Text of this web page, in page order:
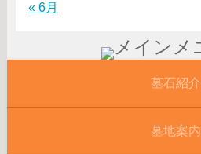
« 6月
墓石紹介
墓地案内